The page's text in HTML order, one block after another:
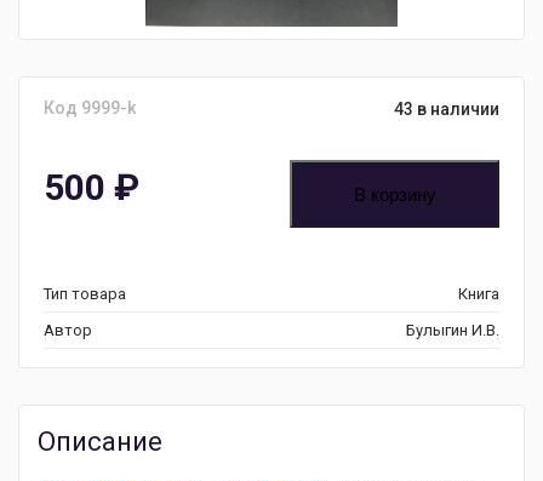
Код 9999-k 43 в наличии
500 ₽ В корзину
Тип товара
Книга
Автор
Булыгин И.В.
Описание